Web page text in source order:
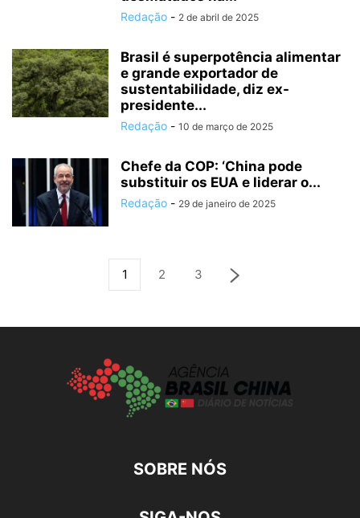
Redação - 2 de abril de 2025
Brasil é superpotência alimentar
e grande exportador de
sustentabilidade, diz ex-
presidente...
Redação - 10 de março de 2025
Chefe da COP: ‘China pode
substituir os EUA e liderar o...
Redação - 29 de janeiro de 2025
1 2 3
SOBRE NÓS